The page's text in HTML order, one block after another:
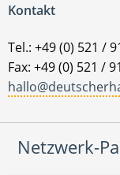
Kontakt
Tel.: +49 (0) 521 /
Fax: +49 (0) 521 /
Netzwerk-